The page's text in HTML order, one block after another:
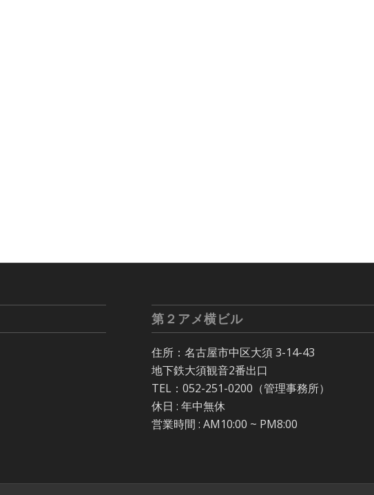
第２アメ横ビル
住所：名古屋市中区大須 3-14-43
地下鉄大須観音2番出口
TEL：052-251-0200（管理事務所）
休日 : 年中無休
営業時間 : AM10:00 ~ PM8:00